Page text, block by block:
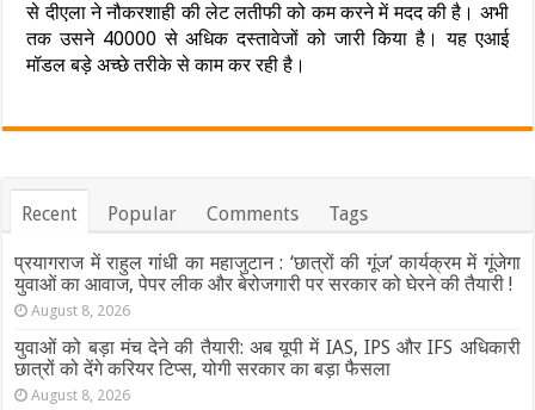
से दीएला ने नौकरशाही की लेट लतीफी को कम करने में मदद की है। अभी
तक उसने 40000 से अधिक दस्तावेजों को जारी किया है। यह एआई
मॉडल बड़े अच्छे तरीके से काम कर रही है।
Recent Popular Comments Tags
प्रयागराज में राहुल गांधी का महाजुटान : ‘छात्रों की गूंज’ कार्यक्रम में गूंजेगा
युवाओं का आवाज, पेपर लीक और बेरोजगारी पर सरकार को घेरने की तैयारी !
August 8, 2026
युवाओं को बड़ा मंच देने की तैयारी: अब यूपी में IAS, IPS और IFS अधिकारी
छात्रों को देंगे करियर टिप्स, योगी सरकार का बड़ा फैसला
August 8, 2026